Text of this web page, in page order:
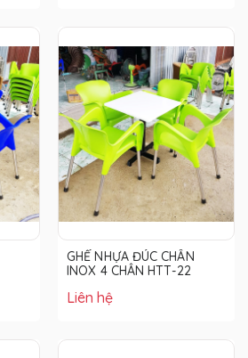
GHẾ NHỰA ĐÚC CHÂN
INOX 4 CHÂN HTT-22
Liên hệ